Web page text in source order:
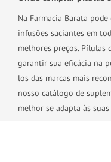
Na Farmacia Barata
infusões saciantes em
melhores preços. Pílulas
garantir sua eficácia na
los das marcas mais
nosso catálogo de
melhor se adapta às suas